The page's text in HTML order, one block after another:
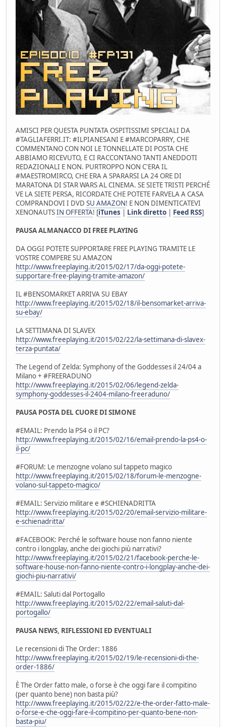
AMISCI PER QUESTA PUNTATA OSPITISSIMI SPECIALI DA
#TAGLIAFERRI.IT: #ILPIANESANI E #MARCOPARRY, CHE
COMMENTANO CON NOI LE TONNELLATE DI POSTA CHE
ABBIAMO RICEVUTO, E CI RACCONTANO TANTI ANEDDOTI
REDAZIONALI E NON. PURTROPPO NON C'ERA IL
#MAESTROMIRCO, CHE ERA A SPARARSI LA 24 ORE DI
MARATONA DI STAR WARS AL CINEMA. SE SIETE TRISTI PERCHÉ
VE LA SIETE PERSA, RICORDATE CHE POTETE FARVELA A CASA
COMPRANDOVI I DVD SU AMAZON! E NON DIMENTICATEVI
XENONAUTSIN OFFERTA! [iTunes | Link diretto | Feed RSS]
PAUSA ALMANACCO DI FREE PLAYING
DA OGGI POTETE SUPPORTARE FREE PLAYING TRAMITE LE
VOSTRE COMPERE SU AMAZON
http://www.freeplaying.it/2015/02/17/da-oggi-potete-
supportare-free-playing-tramite-amazon/
IL #BENSOMARKET ARRIVA SU EBAY
http://www.freeplaying.it/2015/02/18/il-bensomarket-arriva-
su-ebay/
LA SETTIMANA DI SLAVEX
http://www.freeplaying.it/2015/02/22/la-settimana-di-slavex-
terza-puntata/
The Legend of Zelda: Symphony of the Goddesses il 24/04 a
Milano + #FREERADUNO
http://www.freeplaying.it/2015/02/06/legend-zelda-
symphony-goddesses-il-2404-milano-freeraduno/
PAUSA POSTA DEL CUORE DI SIMONE
#EMAIL: Prendo la PS4 o il PC?
http://www.freeplaying.it/2015/02/16/email-prendo-la-ps4-o-
il-pc/
#FORUM: Le menzogne volano sul tappeto magico
http://www.freeplaying.it/2015/02/18/forum-le-menzogne-
volano-sul-tappeto-magico/
#EMAIL: Servizio militare e #SCHIENADRITTA
http://www.freeplaying.it/2015/02/20/email-servizio-militare-
e-schienadritta/
#FACEBOOK: Perché le software house non fanno niente
contro i longplay, anche dei giochi più narrativi?
http://www.freeplaying.it/2015/02/21/facebook-perche-le-
software-house-non-fanno-niente-contro-i-longplay-anche-dei-
giochi-piu-narrativi/
#EMAIL: Saluti dal Portogallo
http://www.freeplaying.it/2015/02/22/email-saluti-dal-
portogallo/
PAUSA NEWS, RIFLESSIONI ED EVENTUALI
Le recensioni di The Order: 1886
http://www.freeplaying.it/2015/02/19/le-recensioni-di-the-
order-1886/
È The Order fatto male, o forse è che oggi fare il compitino
(per quanto bene) non basta più?
http://www.freeplaying.it/2015/02/22/e-the-order-fatto-male-
o-forse-e-che-oggi-fare-il-compitino-per-quanto-bene-non-
basta-piu/